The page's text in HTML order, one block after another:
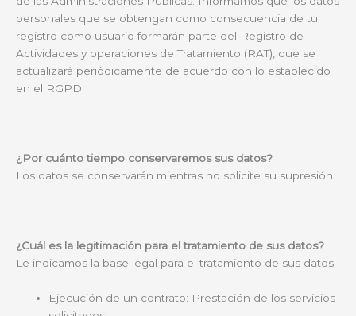
personales que se obtengan como consecuencia de tu
registro como usuario formarán parte del Registro de
Actividades y operaciones de Tratamiento (RAT), que se
actualizará periódicamente de acuerdo con lo establecido
en el RGPD.
¿Por cuánto tiempo conservaremos sus datos?
Los datos se conservarán mientras no solicite su supresión.
¿Cuál es la legitimación para el tratamiento de sus datos?
Le indicamos la base legal para el tratamiento de sus datos:
Ejecución de un contrato: Prestación de los servicios